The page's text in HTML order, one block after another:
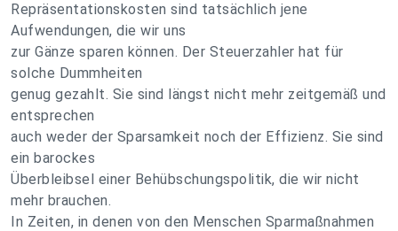
Repräsentationskosten sind tatsächlich jene
Aufwendungen, die wir uns
zur Gänze sparen können. Der Steuerzahler hat für
solche Dummheiten
genug gezahlt. Sie sind längst nicht mehr zeitgemäß und
entsprechen
auch weder der Sparsamkeit noch der Effizienz. Sie sind
ein barockes
Überbleibsel einer Behübschungspolitik, die wir nicht
mehr brauchen.
In Zeiten, in denen von den Menschen Sparmaßnahmen